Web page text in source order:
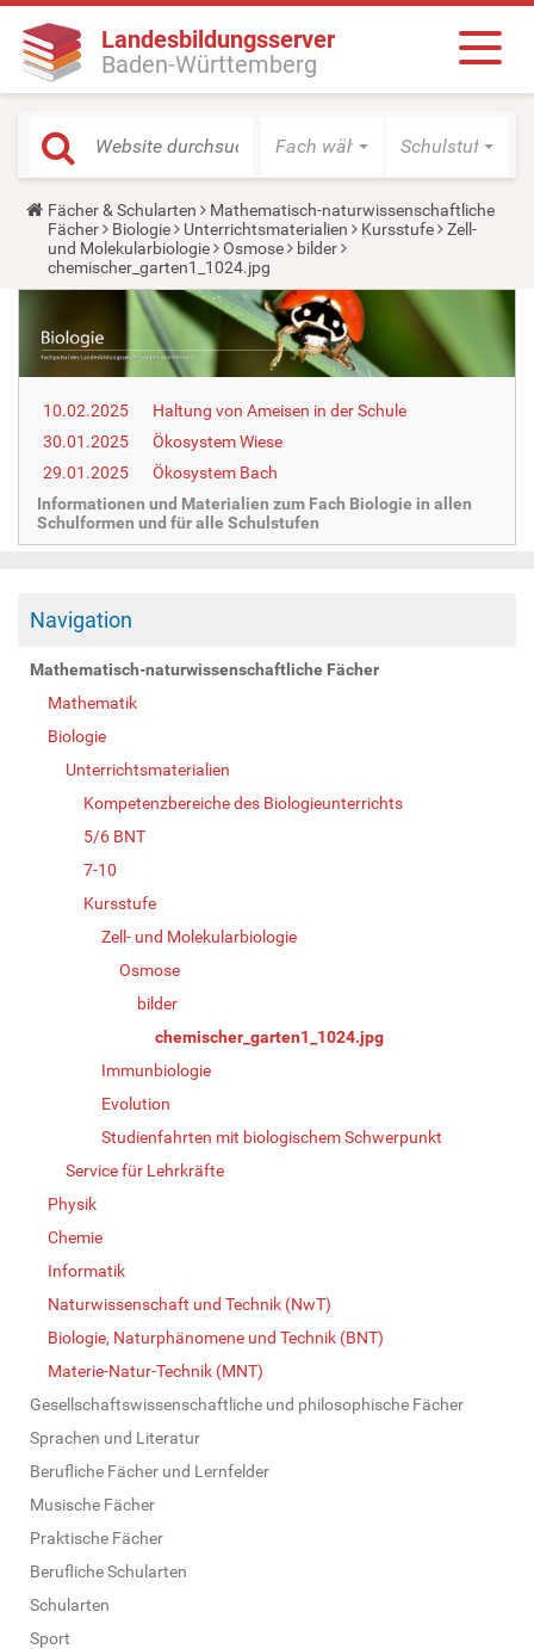
Landesbildungsserver
Baden-Württemberg
Fach wählen Schulstufe
Y
o
u
a
r
e
r
e
Fächer & Schularten
Mathematisch-naturwissenschaftliche
Fächer
Biologie Unterrichtsmaterialien Kursstufe
Zell-
und Molekularbiologie
Osmose
bilder
chemischer_garten1_1024.jpg
10.02.2025
Haltung von Ameisen in der Schule
30.01.2025
Ökosystem Wiese
29.01.2025
Ökosystem Bach
Informationen und Materialien zum Fach Biologie in allen
Schulformen und für alle Schulstufen
Navigation
Mathematisch-naturwissenschaftliche Fächer
Mathematik
Biologie
Unterrichtsmaterialien
Kompetenzbereiche des Biologieunterrichts
5/6 BNT
7-10
Kursstufe
Zell- und Molekularbiologie
Osmose
bilder
chemischer_garten1_1024.jpg
Immunbiologie
Evolution
Studienfahrten mit biologischem Schwerpunkt
Service für Lehrkräfte
Physik
Chemie
Informatik
Naturwissenschaft und Technik (NwT)
Biologie, Naturphänomene und Technik (BNT)
Materie-Natur-Technik (MNT)
Gesellschaftswissenschaftliche und philosophische Fächer
Sprachen und Literatur
Berufliche Fächer und Lernfelder
Musische Fächer
Praktische Fächer
Berufliche Schularten
Schularten
Sport